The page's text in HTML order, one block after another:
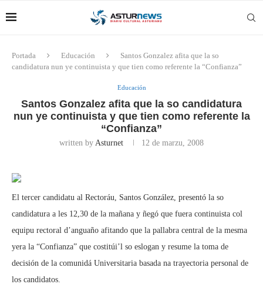
Portada Educación
Santos Gonzalez afita que la so
candidatura nun ye continuista y que tien como referente la “Confianza”
Educación
Santos Gonzalez afita que la so candidatura
nun ye continuista y que tien como referente la
“Confianza”
written by Asturnet 12 de marzu, 2008
El tercer candidatu al Rectoráu, Santos González, presentó la so
candidatura a les 12,30 de la mañana y ñegó que fuera continuista col
equipu rectoral d’anguaño afitando que la pallabra central de la mesma
yera la “Confianza” que costitúi’l so eslogan y resume la toma de
decisión de la comunidá Universitaria basada na trayectoria personal de
los candidatos.